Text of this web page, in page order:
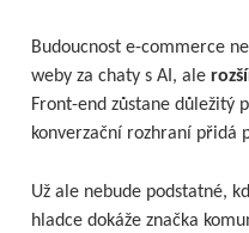
Budoucnost e-commerce
weby za chaty s AI, ale
Front-end zůstane důležitý
konverzační rozhraní přidá
Už ale nebude podstatné,
hladce dokáže značka